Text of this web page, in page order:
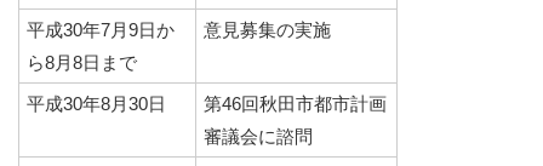
平成30年7月9日か
ら8月8日まで
意見募集の実施
平成30年8月30日
第46回秋田市都市計画
審議会に諮問